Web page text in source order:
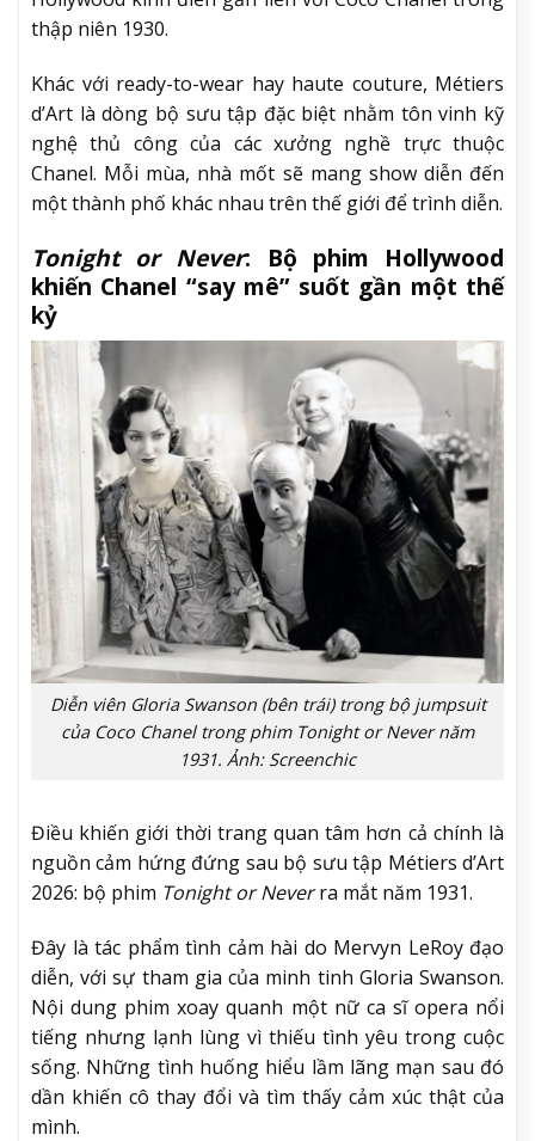
thập niên 1930.
Khác với ready-to-wear hay haute couture, Métiers
d’Art là dòng bộ sưu tập đặc biệt nhằm tôn vinh kỹ
nghệ thủ công của các xưởng nghề trực thuộc
Chanel. Mỗi mùa, nhà mốt sẽ mang show diễn đến
một thành phố khác nhau trên thế giới để trình diễn.
Tonight or Never: Bộ phim Hollywood
khiến Chanel “say mê” suốt gần một thế
kỷ
Diễn viên Gloria Swanson (bên trái) trong bộ jumpsuit
của Coco Chanel trong phim Tonight or Never năm
1931. Ảnh: Screenchic
Điều khiến giới thời trang quan tâm hơn cả chính là
nguồn cảm hứng đứng sau bộ sưu tập Métiers d’Art
2026: bộ phim Tonight or Neverra mắt năm 1931.
Đây là tác phẩm tình cảm hài do Mervyn LeRoy đạo
diễn, với sự tham gia của minh tinh Gloria Swanson.
Nội dung phim xoay quanh một nữ ca sĩ opera nổi
tiếng nhưng lạnh lùng vì thiếu tình yêu trong cuộc
sống. Những tình huống hiểu lầm lãng mạn sau đó
dần khiến cô thay đổi và tìm thấy cảm xúc thật của
mình.